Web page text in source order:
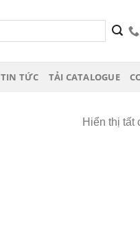
TIN TỨC TẢI CATALOGUE
Hiển thị tất